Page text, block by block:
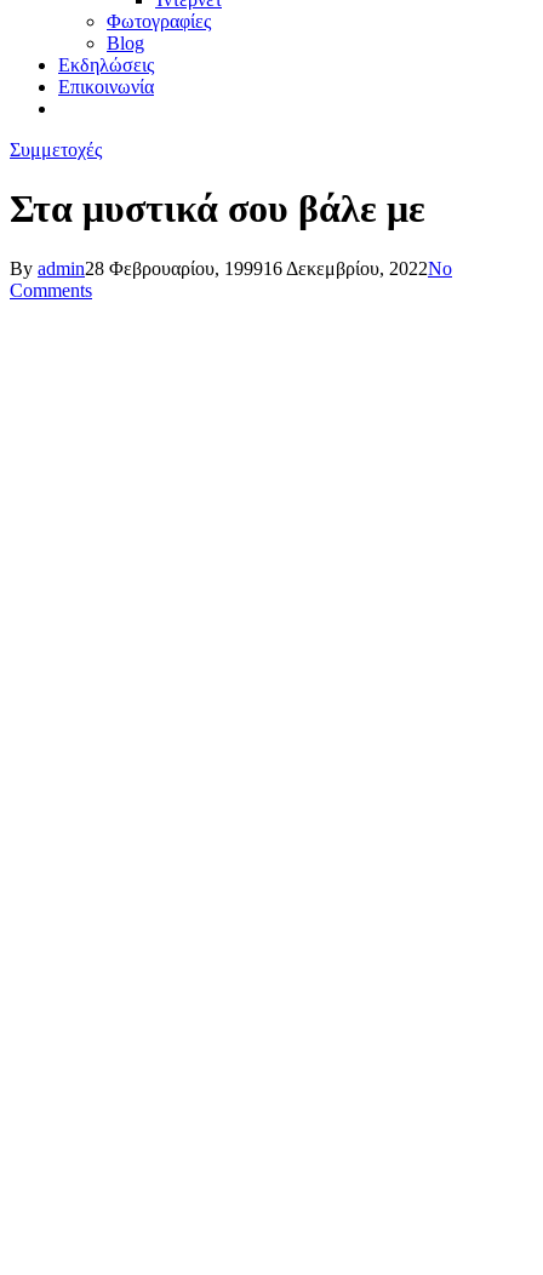
Φωτογραφίες
Blog
Εκδηλώσεις
Επικοινωνία
Συμμετοχές
Στα μυστικά σου βάλε με
By admin28 Φεβρουαρίου, 199916 Δεκεμβρίου, 2022No
Comments